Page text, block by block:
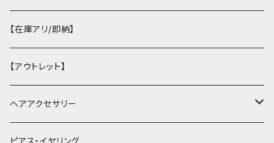
【在庫アリ/即納】
【アウトレット】
ヘアアクセサリー
ヘアクリップ
ピアス・イヤリング